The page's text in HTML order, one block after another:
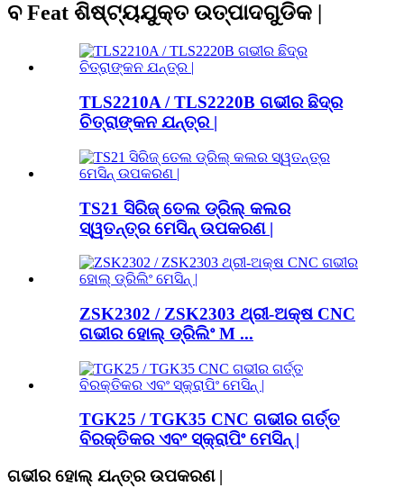
ବ Feat ଶିଷ୍ଟ୍ୟଯୁକ୍ତ ଉତ୍ପାଦଗୁଡିକ |
TLS2210A / TLS2220B ଗଭୀର ଛିଦ୍ର
ଚିତ୍ରାଙ୍କନ ଯନ୍ତ୍ର |
TS21 ସିରିଜ୍ ତେଲ ଡ୍ରିଲ୍ କଲର
ସ୍ୱତନ୍ତ୍ର ମେସିନ୍ ଉପକରଣ |
ZSK2302 / ZSK2303 ଥ୍ରୀ-ଅକ୍ଷ CNC
ଗଭୀର ହୋଲ୍ ଡ୍ରିଲିଂ M ...
TGK25 / TGK35 CNC ଗଭୀର ଗର୍ତ୍ତ
ବିରକ୍ତିକର ଏବଂ ସ୍କ୍ରାପିଂ ମେସିନ୍ |
ଗଭୀର ହୋଲ୍ ଯନ୍ତ୍ର ଉପକରଣ |